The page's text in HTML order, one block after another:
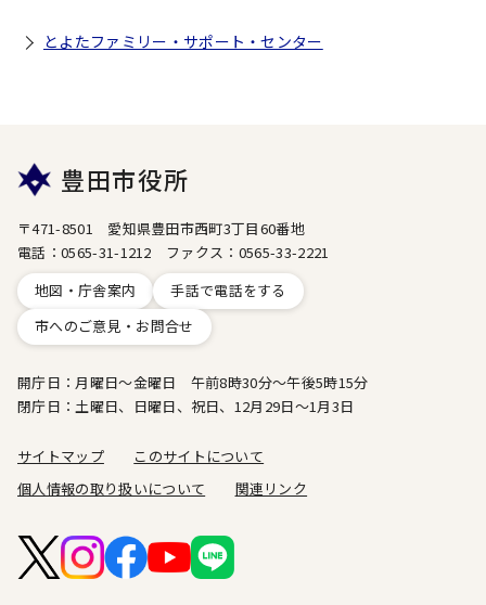
とよたファミリー・サポート・センター
豊田市役所
〒471-8501 愛知県豊田市西町3丁目60番地
電話：0565-31-1212 ファクス：0565-33-2221
地図・庁舎案内
手話で電話をする
市へのご意見・お問合せ
開庁日：月曜日～金曜日 午前8時30分～午後5時15分
閉庁日：土曜日、日曜日、祝日、12月29日～1月3日
サイトマップ
このサイトについて
個人情報の取り扱いについて
関連リンク